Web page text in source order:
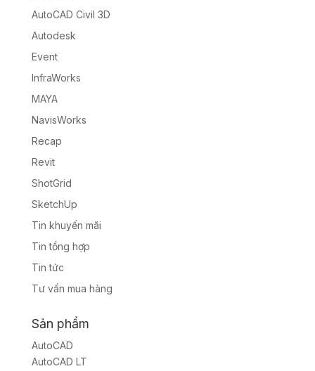
AutoCAD Civil 3D
Autodesk
Event
InfraWorks
MAYA
NavisWorks
Recap
Revit
ShotGrid
SketchUp
Tin khuyến mãi
Tin tổng hợp
Tin tức
Tư vấn mua hàng
Sản phẩm
AutoCAD
AutoCAD LT